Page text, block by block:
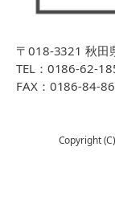
〒018-3321 秋田
TEL：0186-62-
FAX：0186-84-
Copyright